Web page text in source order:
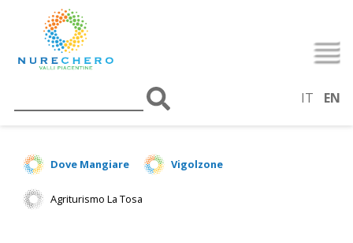
IT EN
Dove Mangiare Vigolzone
Agriturismo La Tosa